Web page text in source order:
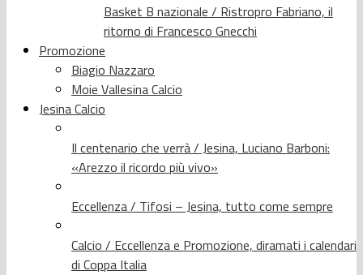
Basket B nazionale / Ristropro Fabriano, il
ritorno di Francesco Gnecchi
Promozione
Biagio Nazzaro
Moie Vallesina Calcio
Jesina Calcio
Il centenario che verrà / Jesina, Luciano Barboni:
«Arezzo il ricordo più vivo»
Eccellenza / Tifosi – Jesina, tutto come sempre
Calcio / Eccellenza e Promozione, diramati i calendari
di Coppa Italia